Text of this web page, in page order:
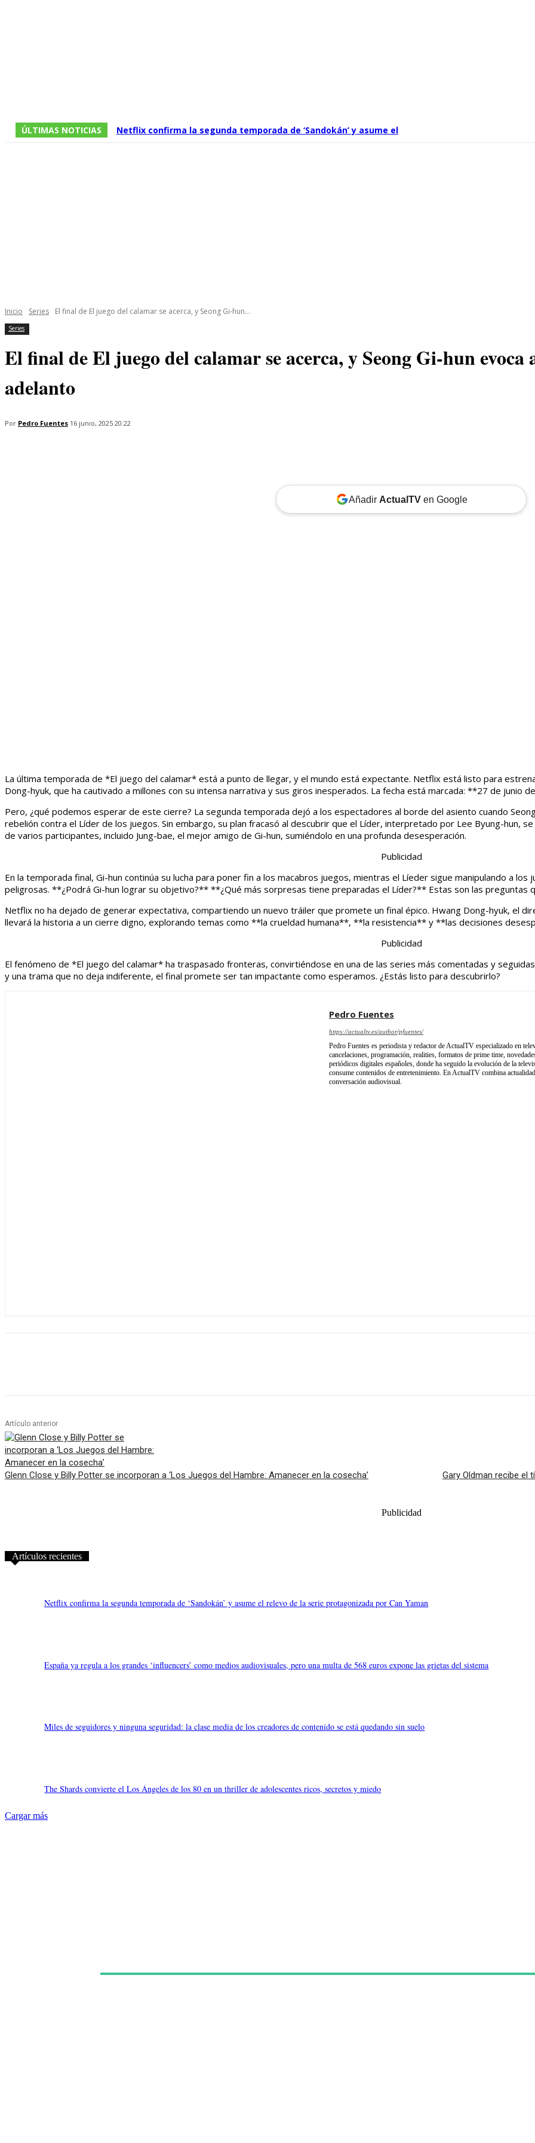
ÚLTIMAS NOTICIAS
Netflix confirma la segunda temporada de ‘Sandokán’ y asume el
Inicio Series El final de El juego del calamar se acerca, y Seong Gi-hun...
Series
El final de El juego del calamar se acerca, y Seong Gi-hun
adelanto
Por Pedro Fuentes 16 junio, 2025 20:22
Añadir ActualTVen Google
La última temporada de *El juego del calamar* está a punto de llegar, y el mundo está expectante. Netflix está listo para
Dong-hyuk, que ha cautivado a millones con su intensa narrativa y sus giros inesperados. La fecha está marcada: **27 de junio
Pero, ¿qué podemos esperar de este cierre? La segunda temporada dejó a los espectadores al borde del asiento cuando
rebelión contra el Líder de los juegos. Sin embargo, su plan fracasó al descubrir que el Líder, interpretado por Lee Byung-hun,
de varios participantes, incluido Jung-bae, el mejor amigo de Gi-hun, sumiéndolo en una profunda desesperación.
Publicidad
En la temporada final, Gi-hun continúa su lucha para poner fin a los macabros juegos, mientras el Líeder sigue manipulando a
peligrosas. **¿Podrá Gi-hun lograr su objetivo?** **¿Qué más sorpresas tiene preparadas el Líder?** Estas son las preguntas
Netflix no ha dejado de generar expectativa, compartiendo un nuevo tráiler que promete un final épico. Hwang Dong-hyuk, el
llevará la historia a un cierre digno, explorando temas como **la crueldad humana**, **la resistencia** y **las decisiones
Publicidad
El fenómeno de *El juego del calamar* ha traspasado fronteras, convirtiéndose en una de las series más comentadas y
y una trama que no deja indiferente, el final promete ser tan impactante como esperamos. ¿Estás listo para descubrirlo?
Pedro Fuentes
https://actualtv.es/author/pfuentes/
Pedro Fuentes es periodista y redactor de ActualTV especializado en
cancelaciones, programación, realities, formatos de prime time,
periódicos digitales españoles, donde ha seguido la evolución de la
consume contenidos de entretenimiento. En ActualTV combina
conversación audiovisual.
Artículo anterior
Glenn Close y Billy Potter se incorporan a ‘Los Juegos del Hambre: Amanecer en la cosecha’ Gary Oldman recibe el
Publicidad
Artículos recientes
Netflix confirma la segunda temporada de ‘Sandokán’ y asume el relevo de la serie protagonizada por Can Yaman
España ya regula a los grandes ‘influencers’ como medios audiovisuales, pero una multa de 568 euros expone las grietas del sistema
Miles de seguidores y ninguna seguridad: la clase media de los creadores de contenido se está quedando sin suelo
The Shards convierte el Los Ángeles de los 80 en un thriller de adolescentes ricos, secretos y miedo
Cargar más